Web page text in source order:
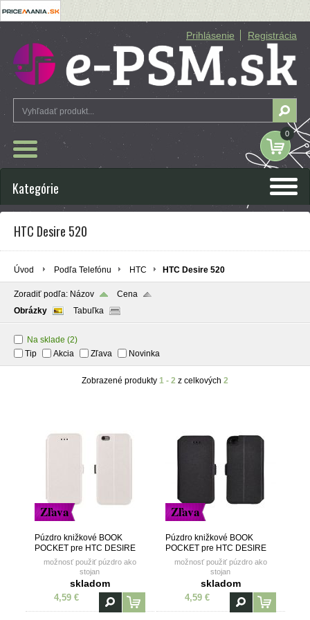
Prihlásenie Registrácia
0
Kategórie
HTC Desire 520
Úvod Podľa Telefónu HTC HTC Desire 520
Zoradiť podľa: Názov
Cena
Obrázky
Tabuľka
Na sklade (2)
Tip
Akcia Zľava Novinka
Zobrazené produkty 1 - 2 z celkových 2
Zľava
Púzdro knižkové BOOK
POCKET pre HTC DESIRE
520 - biele
možnosť použiť púzdro ako
stojan
skladom
4,59 €
Zľava
Púzdro knižkové BOOK
POCKET pre HTC DESIRE
520 - čierne
možnosť použiť púzdro ako
stojan
skladom
4,59 €